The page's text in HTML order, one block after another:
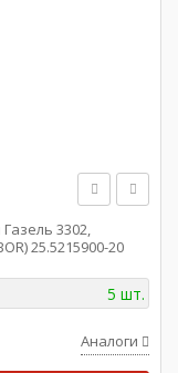
3302,
25.5215900-20
5 шт.
Аналоги